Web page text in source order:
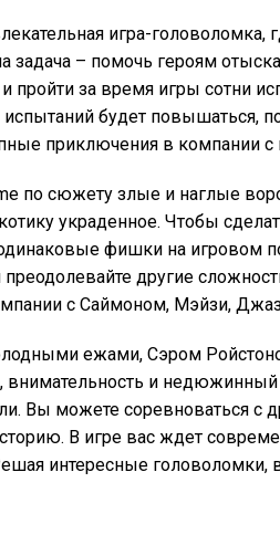
игра-
задача – помочь героям
за время игры сотни
будет повышаться,
приключения в компании
по сюжету злые и наглые
украденное. Чтобы
фишки на игровом
другие
с Саймоном, Мэйзи,
ежами, Сэром
внимательность и
Вы можете соревноваться с
В игре вас ждет
интересные головоломки,